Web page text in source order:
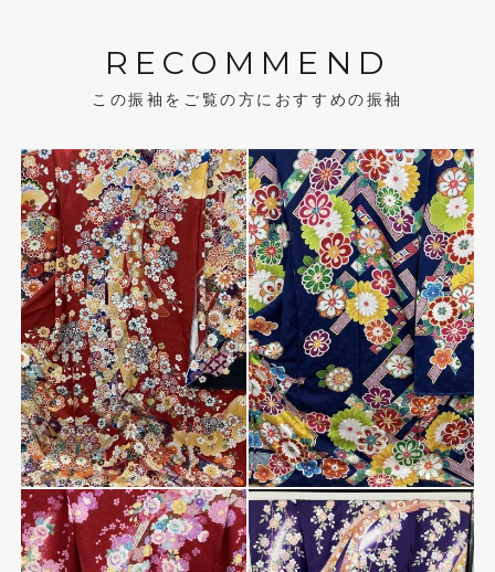
RECOMMEND
この振袖をご覧の方におすすめの振袖